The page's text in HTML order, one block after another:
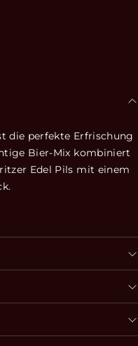
die perfekte Erfrischung
Bier-Mix kombiniert
Edel Pils mit einem